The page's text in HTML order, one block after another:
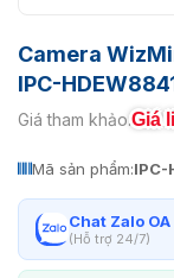
Camera
IPC-
Giá tham khảo:Giá
Mã sản phẩm:IPC-
Chat Zalo OA
(Hỗ trợ 24/7)